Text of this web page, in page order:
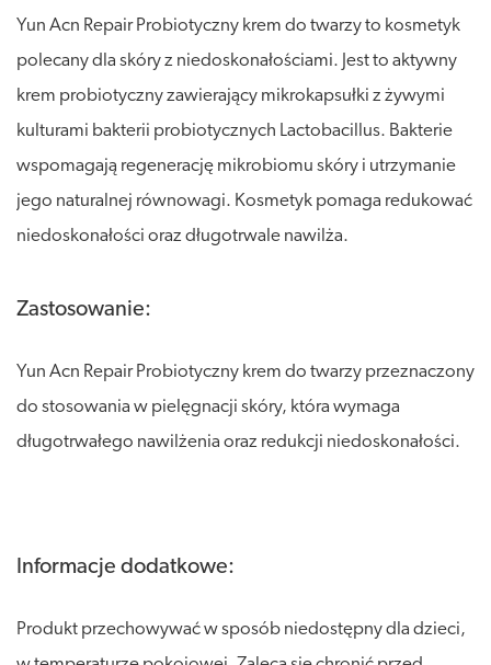
Yun Acn Repair Probiotyczny krem do twarzy to kosmetyk
polecany dla skóry z niedoskonałościami. Jest to aktywny
krem probiotyczny zawierający mikrokapsułki z żywymi
kulturami bakterii probiotycznych Lactobacillus. Bakterie
wspomagają regenerację mikrobiomu skóry i utrzymanie
jego naturalnej równowagi. Kosmetyk pomaga redukować
niedoskonałości oraz długotrwale nawilża.
Zastosowanie:
Yun Acn Repair Probiotyczny krem do twarzy przeznaczony
do stosowania w pielęgnacji skóry, która wymaga
długotrwałego nawilżenia oraz redukcji niedoskonałości.
Informacje dodatkowe:
Produkt przechowywać w sposób niedostępny dla dzieci,